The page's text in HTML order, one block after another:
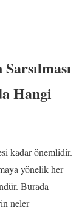
Hangi
kadar önemlidir.
yönelik her
Burada
neler